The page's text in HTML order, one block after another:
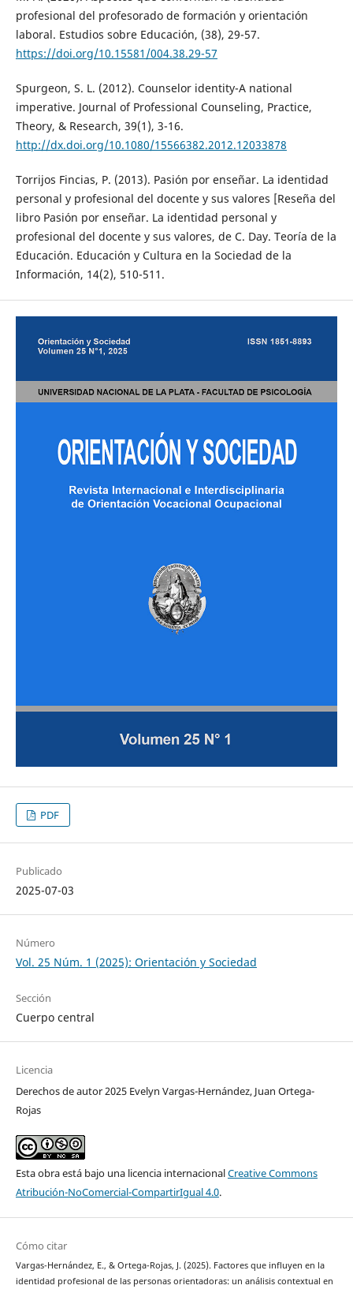
profesional del profesorado de formación y orientación
laboral. Estudios sobre Educación, (38), 29-57.
https://doi.org/10.15581/004.38.29-57
Spurgeon, S. L. (2012). Counselor identity-A national
imperative. Journal of Professional Counseling, Practice,
Theory, & Research, 39(1), 3-16.
http://dx.doi.org/10.1080/15566382.2012.12033878
Torrijos Fincias, P. (2013). Pasión por enseñar. La identidad
personal y profesional del docente y sus valores [Reseña del
libro Pasión por enseñar. La identidad personal y
profesional del docente y sus valores, de C. Day. Teoría de la
Educación. Educación y Cultura en la Sociedad de la
Información, 14(2), 510-511.
PDF
Publicado
2025-07-03
Número
Vol. 25 Núm. 1 (2025): Orientación y Sociedad
Sección
Cuerpo central
Licencia
Derechos de autor 2025 Evelyn Vargas-Hernández, Juan Ortega-
Rojas
Esta obra está bajo una licencia internacionalCreative Commons
Atribución-NoComercial-CompartirIgual 4.0.
Cómo citar
Vargas-Hernández, E., & Ortega-Rojas, J. (2025). Factores que influyen en la
identidad profesional de las personas orientadoras: un análisis contextual en